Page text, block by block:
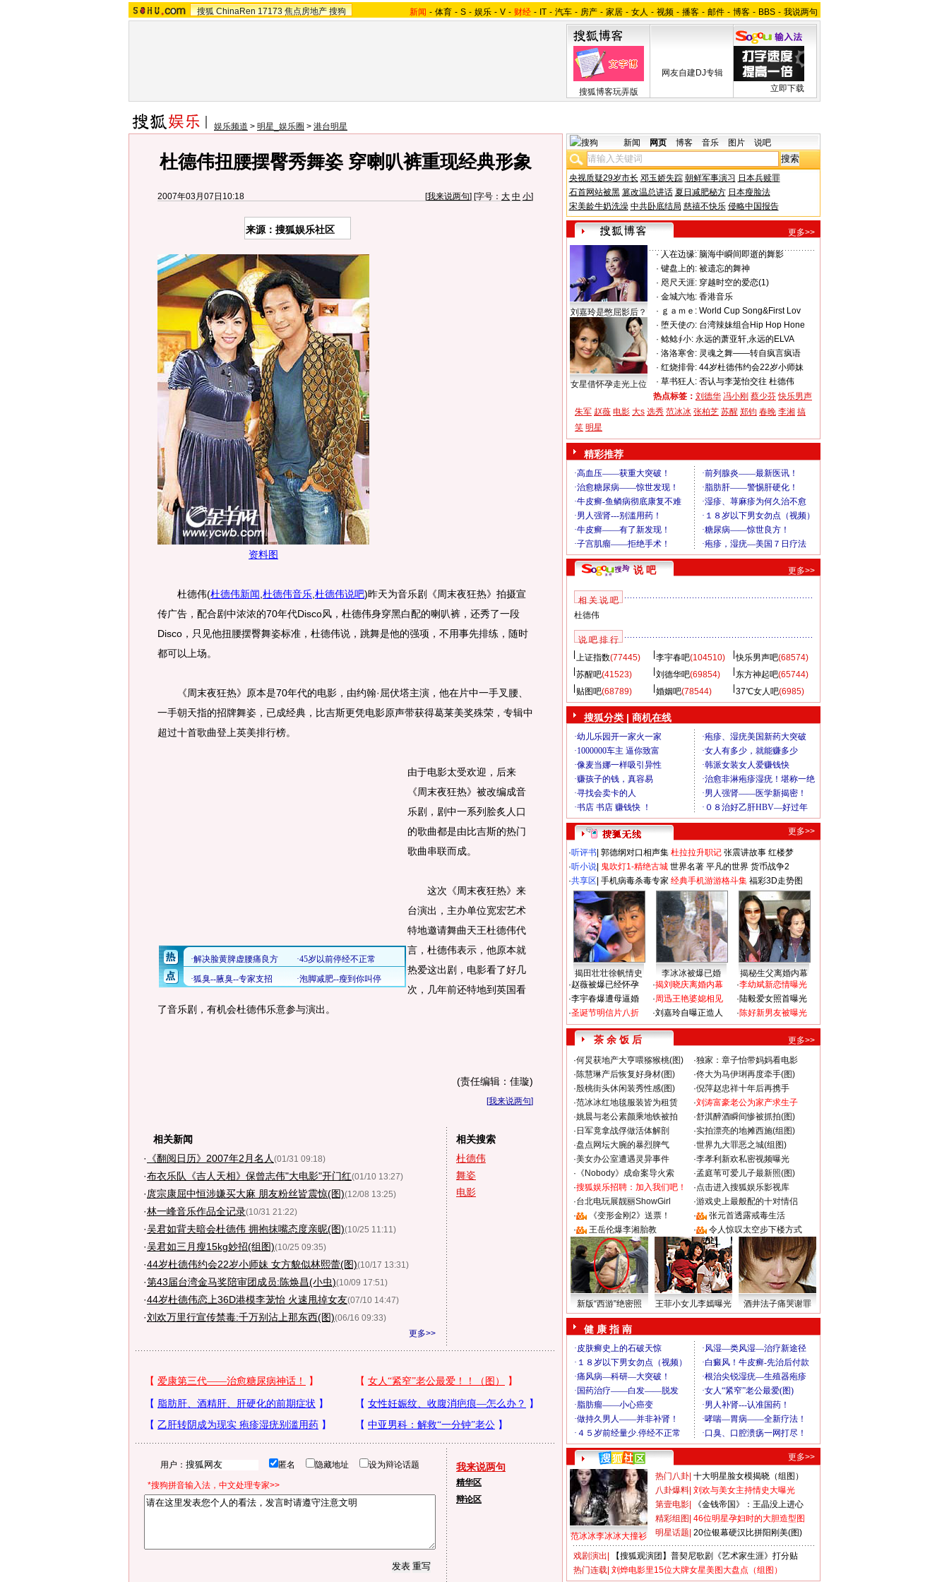
搜狐 ChinaRen 17173 焦点房地产 搜狗 新闻 - 体育 - S - 娱乐 - V - 财经 - IT - 汽车 - 房产 - 家居 - 女人 - 视频 - 播客 - 邮件 - 博客 - BBS - 我说两句
搜狐博客玩弄版
网友自建DJ专辑
立即下载
娱乐频道 > 明星_娱乐圈 > 港台明星
杜德伟扭腰摆臀秀舞姿 穿喇叭裤重现经典形象
2007年03月07日10:18 [我来说两句] [字号： 大 中 小]
来源：搜狐娱乐社区
资料图
杜德伟(杜德伟新闻 杜德伟音乐 杜德伟说吧)昨天为音乐剧《周末夜狂热》拍摄宣
传广告，配合剧中浓浓的70年代Disco风，杜德伟身穿黑白配的喇叭裤，还秀了一段
Disco，只见他扭腰摆臀舞姿标准，杜德伟说，跳舞是他的强项，不用事先排练，随时
都可以上场。
《周末夜狂热》原本是70年代的电影，由约翰·屈伏塔主演，他在片中一手叉腰、
一手朝天指的招牌舞姿，已成经典，比吉斯更凭电影原声带获得葛莱美奖殊荣，专辑中
超过十首歌曲登上英美排行榜。
由于电影太受欢迎，后来
《周末夜狂热》被改编成音
乐剧，剧中一系列脍炙人口
的歌曲都是由比吉斯的热门
歌曲串联而成。
这次《周末夜狂热》来
台演出，主办单位宽宏艺术
特地邀请舞曲天王杜德伟代
言，杜德伟表示，他原本就
热爱这出剧，电影看了好几
次，几年前还特地到英国看
了音乐剧，有机会杜德伟乐意参与演出。
(责任编辑：佳璇)
[我来说两句]
相关新闻
·
《翻阅日历》2007年2月名人 (01/31 09:18)
·布衣乐队《吉人天相》保曾志伟"大电影"开门红(01/10 13:27)
·庹宗康屈中恒涉嫌买大麻 朋友粉丝皆震惊(图)(12/08 13:25)
·林一峰音乐作品全记录(10/31 21:22)
·吴君如背夫暗会杜德伟 拥抱抹嘴态度亲昵(图)(10/25 11:11)
·吴君如三月瘦15kg妙招(组图)(10/25 09:35)
·44岁杜德伟约会22岁小师妹 女方貌似林熙蕾(图)(10/17 13:31)
·第43届台湾金马奖陪审团成员:陈焕昌(小虫)(10/09 17:51)
·44岁杜德伟恋上36D港模李茏怡 火速甩掉女友(07/10 14:47)
·刘欢万里行宣传禁毒:千万别沾上那东西(图)(06/16 09:33)
更多>>
相关搜索
杜德伟
舞姿
电影
用户： 匿名 隐藏地址 设为辩论话题
*搜狗拼音输入法，中文处理专家>>
我来说两句
精华区
辩论区
新闻 网页 博客 音乐 图片 说吧
央视质疑29岁市长 邓玉娇失踪 朝鲜军事演习 日本兵赎罪
石首网站被黑 篡改温总讲话 夏日减肥秘方 日本瘦脸法
宋美龄牛奶洗澡 中共卧底结局 慈禧不快乐 侵略中国报告
更多>>
刘嘉玲是憋屈影后？
女星借怀孕走光上位
· 人在边缘: 脑海中瞬间即逝的舞影
· 键盘上的: 被遗忘的舞神
· 咫尺天涯: 穿越时空的爱恋(1)
· 金城六地: 香港音乐
· ｇａｍｅ: World Cup Song&First Lov
· 堕天使の: 台湾辣妹组合Hip Hop Hone
· 鲶鲶∮小: 永远的萧亚轩,永远的ELVA
· 洛洛寒舍: 灵魂之舞——转自疯言疯语
· 红烧排骨: 44岁杜德伟约会22岁小师妹
· 草书狂人: 否认与李茏怡交往 杜德伟
热点标签： 刘德华 冯小刚 蔡少芬 快乐男声
朱军 赵薇 电影 大s 选秀 范冰冰 张柏芝 苏醒 郑钧 春晚 李湘 搞
笑 明星
精彩推荐
说 吧 更多>>
相 关 说 吧
杜德伟
说 吧 排 行
上证指数(77445) 李宇春吧(104510) 快乐男声吧(68574)
苏醒吧(41523) 刘德华吧(69854) 东方神起吧(65744)
贴图吧(68789) 婚姻吧(78544) 37℃女人吧(6985)
搜狐分类 | 商机在线
更多>>
·听评书 郭德纲对口相声集 杜拉拉升职记 张震讲故事 红楼梦
·听小说 鬼吹灯1-精绝古城 世界名著 平凡的世界 货币战争2
·共享区 手机病毒杀毒专家 经典手机游游格斗集 福彩3D走势图
揭田壮壮徐帆情史 李冰冰被爆已婚
揭秘生父离婚内幕
·赵薇被爆已经怀孕
·李宇春爆遭母逼婚
·圣诞节明信片八折
·揭刘晓庆离婚内幕
·周迅王艳婆媳相见
·刘嘉玲自曝正造人
·李幼斌新恋情曝光
·陆毅爱女照首曝光
·陈好新男友被曝光
茶 余 饭 后
更多>>
·何炅获地产大亨喂猕猴桃(图) ·独家：章子怡带妈妈看电影
·陈慧琳产后恢复好身材(图) ·佟大为马伊琍再度牵手(图)
·殷桃街头休闲装秀性感(图) ·倪萍赵忠祥十年后再携手
·范冰冰红地毯服装皆为租赁 ·刘涛富豪老公为家产求生子
·姚晨与老公素颜乘地铁被拍 ·舒淇醉酒瞬间惨被抓拍(图)
· 日军竟拿战俘做活体解剖 ·实拍漂亮的地摊西施(组图)
·盘点网坛大腕的暴烈脾气 ·世界九大罪恶之城(组图)
·美女办公室遭遇灵异事件 ·李孝利新欢私密视频曝光
· 《Nobody》成命案导火索 ·孟庭苇可爱儿子最新照(图)
·搜狐娱乐招聘：加入我们吧！ ·点击进入搜狐娱乐影视库
·台北电玩展靓丽ShowGirl ·游戏史上最般配的十对情侣
·
《变形金刚2》送票！ ·
张元首透露戒毒生活
·
王岳伦爆李湘胎教 · 令人惊叹太空步下楼方式
新版“西游”绝密照 王菲小女儿李嫣曝光 酒井法子痛哭谢罪
健 康 指 南
更多>>
范冰冰李冰冰大撞衫
热门八卦 十大明星脸女模揭晓（组图）
八卦爆料 刘欢与美女主持情史大曝光
第壹电影
《金钱帝国》：王晶没上进心
精彩组图 46位明星孕妇时的大胆造型图
明星话题 20位银幕硬汉比拼阳刚美(图)
戏剧演出
【搜狐观演团】普契尼歌剧《艺术家生涯》打分贴
热门连载 刘烨电影里15位大牌女星美图大盘点（组图）